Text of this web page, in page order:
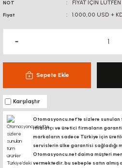
NOT FİYAT İÇİN
Fiyat 1.000,00 USD +
Sepete Ekle
Karşılaştır
Otomasyoncu.net’te sizlere sunulan
ithalatçı ve üretici firmaların
markaların sadece Türkiye için
servislerin ülke garantisi sağladığı
Otomasyoncu.net daima müşteri
vermektedir. bu sebeple satın